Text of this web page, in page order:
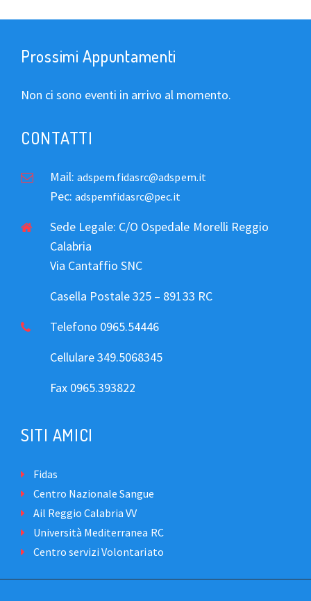
Prossimi Appuntamenti
Non ci sono eventi in arrivo al momento.
CONTATTI
Mail:adspem.fidasrc@adspem.it
Pec:adspemfidasrc@pec.it
Sede Legale: C/O Ospedale Morelli Reggio
Calabria
Via Cantaffio SNC
Casella Postale 325 – 89133 RC
Telefono 0965.54446
Cellulare 349.5068345
Fax 0965.393822
SITI AMICI
Fidas
Centro Nazionale Sangue
Ail Reggio Calabria VV
Università Mediterranea RC
Centro servizi Volontariato